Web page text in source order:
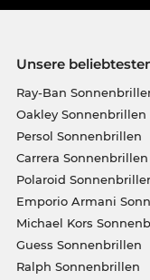
Unsere
Ray-Ban
Oakley Sonnenbrillen
Persol Sonnenbrillen
Carrera Sonnenbrillen
Polaroid
Emporio Armani
Michael Kors
Guess Sonnenbrillen
Ralph Sonnenbrillen